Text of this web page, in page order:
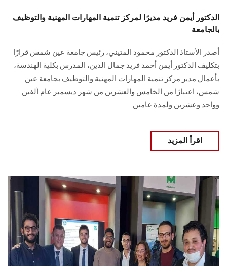
الدكتور أيمن فريد مديرًا لمركز تنمية المهارات المهنية والتوظيف
بالجامعة
أصدر الأستاذ الدكتور محمود المتيني، رئيس جامعة عين شمس قرارًا
بتكليف الدكتور أيمن أحمد فريد جمال الدين، المدرس بكلية الهندسة،
بأعمال مدير مركز تنمية المهارات المهنية والتوظيف بجامعة عين
شمس، اعتبارًا من الخامس والعشرين من شهر ديسمبر عام ألفين
وواحد وعشرين ولمدة عامين
اقرأ المزيد